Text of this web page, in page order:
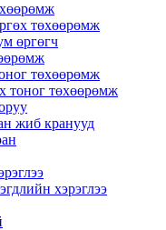
төхөөрөмж
өргөгч
төхөөрөмж
тоног төхөөрөмж
жиб кранууд
хэрэглээ